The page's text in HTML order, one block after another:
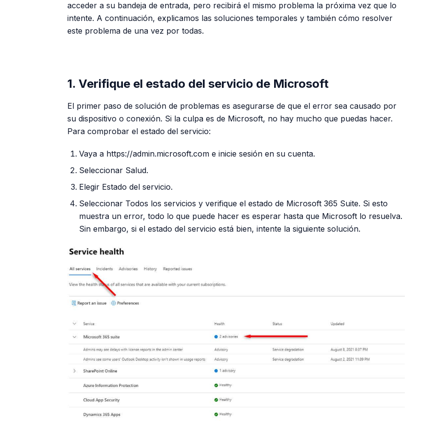
acceder a su bandeja de entrada, pero recibirá el mismo problema la próxima vez que lo
intente. A continuación, explicamos las soluciones temporales y también cómo resolver
este problema de una vez por todas.
1. Verifique el estado del servicio de Microsoft
El primer paso de solución de problemas es asegurarse de que el error sea causado por
su dispositivo o conexión. Si la culpa es de Microsoft, no hay mucho que puedas hacer.
Para comprobar el estado del servicio:
Vaya a https://admin.microsoft.com e inicie sesión en su cuenta.
Seleccionar Salud.
Elegir Estado del servicio.
Seleccionar Todos los servicios y verifique el estado de Microsoft 365 Suite. Si esto
muestra un error, todo lo que puede hacer es esperar hasta que Microsoft lo resuelva.
Sin embargo, si el estado del servicio está bien, intente la siguiente solución.